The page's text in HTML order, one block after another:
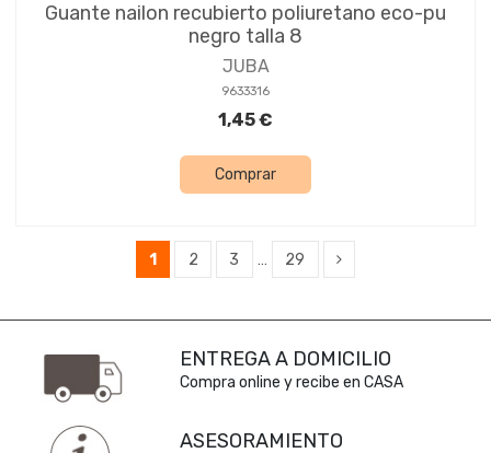
Guante nailon recubierto poliuretano eco-pu
negro talla 8
JUBA
9633316
1,45 €
Comprar
1 2 3 … 29
ENTREGA A DOMICILIO
Compra online y recibe en CASA
ASESORAMIENTO